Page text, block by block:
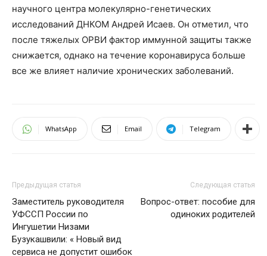
научного центра молекулярно-генетических
исследований ДНКОМ Андрей Исаев. Он отметил, что
после тяжелых ОРВИ фактор иммунной защиты также
снижается, однако на течение коронавируса больше
все же влияет наличие хронических заболеваний.
WhatsApp Email Telegram
Предыдущая статья
Заместитель руководителя
УФССП России по
Ингушетии Низами
Бузукашвили: « Новый вид
сервиса не допустит ошибок
Следующая статья
Вопрос-ответ: пособие для
одиноких родителей